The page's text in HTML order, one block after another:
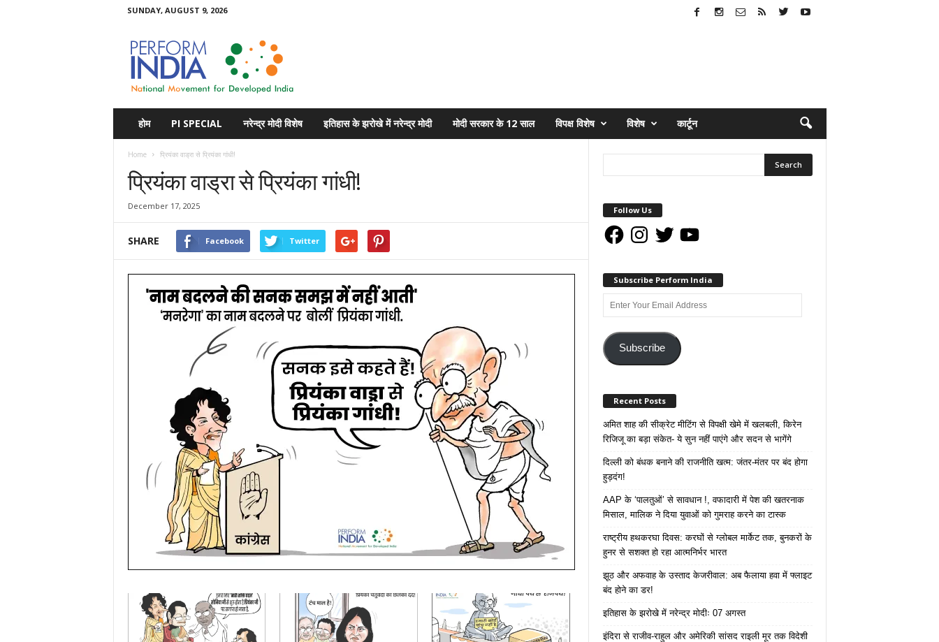
SUNDAY, AUGUST 9, 2026
होम PI SPECIAL नरेन्द्र मोदी विशेष इतिहास के झरोखे में नरेन्द्र मोदी मोदी सरकार के 12 साल विपक्ष विशेष विशेष कार्टून
Home प्रियंका वाड्रा से प्रियंका गांधी!
प्रियंका वाड्रा से प्रियंका गांधी!
December 17, 2025
SHARE Facebook Twitter
Follow Us
FacebookInstagram
Twitter YouTube
Subscribe Perform India
Enter
Your
AddressSubscribe
Recent Posts
अमित शाह की सीक्रेट मीटिंग से विपक्षी खेमे में खलबली, किरेन
रिजिजू का बड़ा संकेत- ये सुन नहीं पाएंगे और सदन से भागेंगे
दिल्ली को बंधक बनाने की राजनीति खत्म: जंतर-मंतर पर बंद होगा
हुड़दंग!
AAP के ‘पालतुओं’ से सावधान !, वफादारी में पेश की खतरनाक
मिसाल, मालिक ने दिया युवाओं को गुमराह करने का टास्क
राष्ट्रीय हथकरघा दिवस: करघों से ग्लोबल मार्केट तक, बुनकरों के
हुनर से सशक्त हो रहा आत्मनिर्भर भारत
झूठ और अफवाह के उस्ताद केजरीवाल: अब फैलाया हवा में फ्लाइट
बंद होने का डर!
इतिहास के झरोखे में नरेन्द्र मोदीः 07 अगस्त
इंदिरा से राजीव-राहुल और अमेरिकी सांसद राइली मूर तक विदेशी